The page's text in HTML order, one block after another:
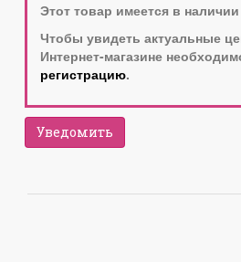
Этот товар имеется в
Чтобы увидеть актуальные
Интернет-магазине
регистрацию.
Уведомить